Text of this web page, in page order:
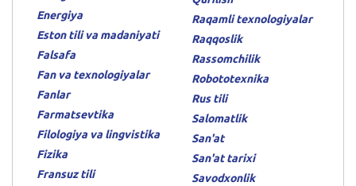
Energiya
Eston tili va madaniyati
Falsafa
Fan va texnologiyalar
Fanlar
Farmatsevtika
Filologiya va lingvistika
Fizika
Fransuz tili
Raqamli texnologiyalar
Raqqoslik
Rassomchilik
Robototexnika
Rus tili
Salomatlik
San'at
San'at tarixi
Savodxonlik